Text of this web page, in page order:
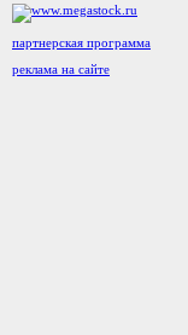
партнерская программа
реклама на сайте